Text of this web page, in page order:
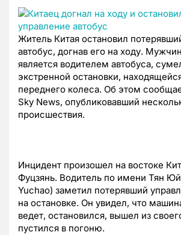
Житель Китая остановил
автобус, догнав его на ходу.
является водителем автобуса,
экстренной остановки,
переднего колеса. Об этом
Sky News, опубликовавший
происшествия.
Инцидент произошел на востоке
Фуцзянь. Водитель по имени Тян
Yuchao) заметил потерявший
на остановке. Он увидел, что
ведет, остановился, вышел из
пустился в погоню.